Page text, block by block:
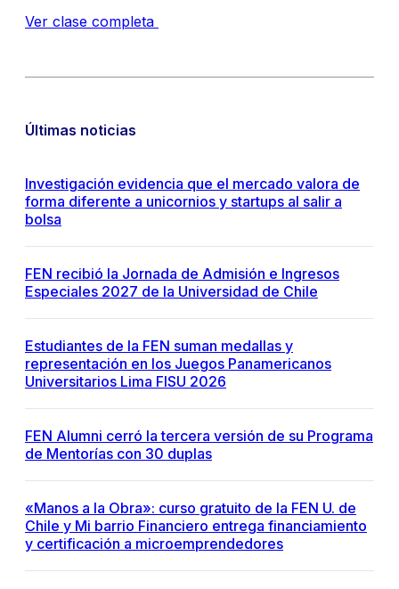
Ver clase completa
Últimas noticias
Investigación evidencia que el mercado valora de
forma diferente a unicornios y startups al salir a
bolsa
FEN recibió la Jornada de Admisión e Ingresos
Especiales 2027 de la Universidad de Chile
Estudiantes de la FEN suman medallas y
representación en los Juegos Panamericanos
Universitarios Lima FISU 2026
FEN Alumni cerró la tercera versión de su Programa
de Mentorías con 30 duplas
«Manos a la Obra»: curso gratuito de la FEN U. de
Chile y Mi barrio Financiero entrega financiamiento
y certificación a microemprendedores